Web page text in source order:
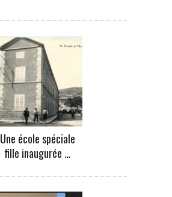
Une école spéciale
fille inaugurée …